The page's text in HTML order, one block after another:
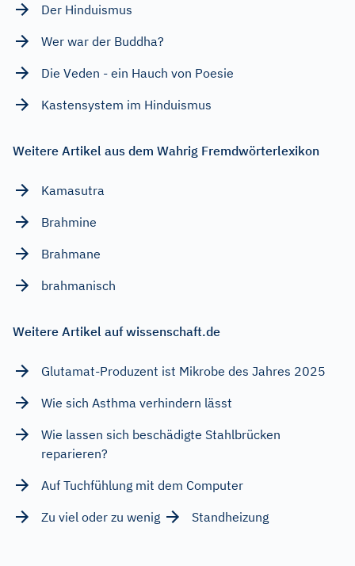
Der Hinduismus
Wer war der Buddha?
Die Veden - ein Hauch von Poesie
Kastensystem im Hinduismus
Weitere Artikel aus dem Wahrig Fremdwörterlexikon
Kamasutra
Brahmine
Brahmane
brahmanisch
Weitere Artikel auf wissenschaft.de
Glutamat-Produzent ist Mikrobe des Jahres 2025
Wie sich Asthma verhindern lässt
Wie lassen sich beschädigte Stahlbrücken
reparieren?
Auf Tuchfühlung mit dem Computer
Zu viel oder zu wenig
Standheizung